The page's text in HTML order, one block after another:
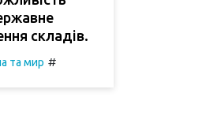
складів.
та мир #